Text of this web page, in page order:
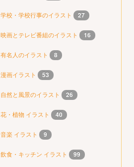
学校・学校行事のイラスト 27
映画とテレビ番組のイラスト 16
有名人のイラスト 8
漫画イラスト 53
自然と風景のイラスト 26
花・植物 イラスト 40
音楽 イラスト 9
飲食・キッチン イラスト 99